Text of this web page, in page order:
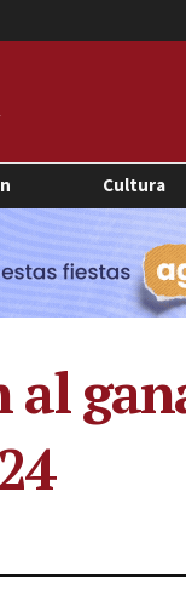
Cultura